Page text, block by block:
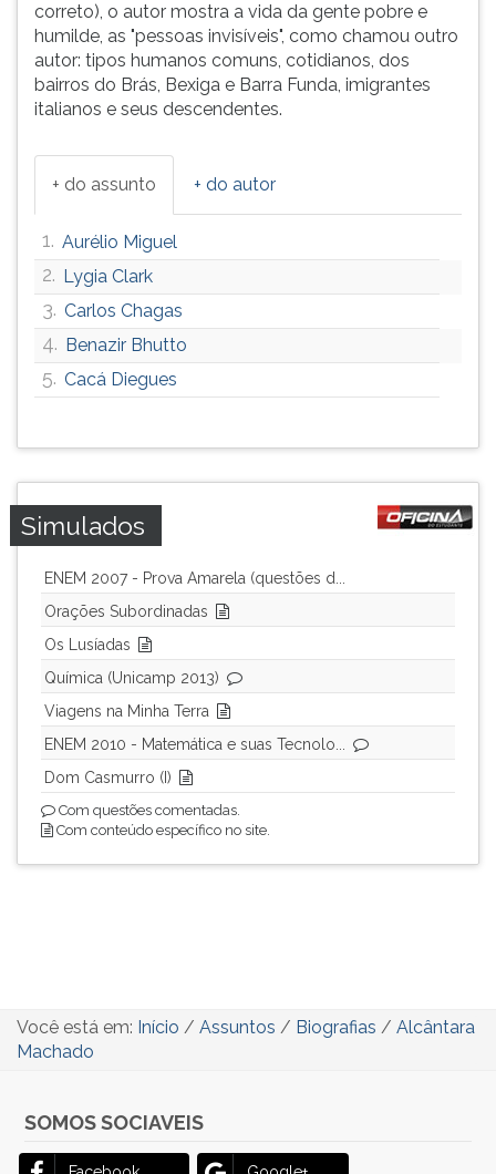
correto), o autor mostra a vida da gente pobre e
humilde, as "pessoas invisíveis", como chamou outro
autor: tipos humanos comuns, cotidianos, dos
bairros do Brás, Bexiga e Barra Funda, imigrantes
italianos e seus descendentes.
+ do assunto + do autor
1. Aurélio Miguel
2. Lygia Clark
3. Carlos Chagas
4. Benazir Bhutto
5. Cacá Diegues
Simulados
ENEM 2007 - Prova Amarela (questões d...
Orações Subordinadas
Os Lusíadas
Química (Unicamp 2013)
Viagens na Minha Terra
ENEM 2010 - Matemática e suas Tecnolo...
Dom Casmurro (I)
Com questões comentadas.
Com conteúdo específico no site.
Você está em: Início / Assuntos / Biografias / Alcântara
Machado
SOMOS SOCIAVEIS